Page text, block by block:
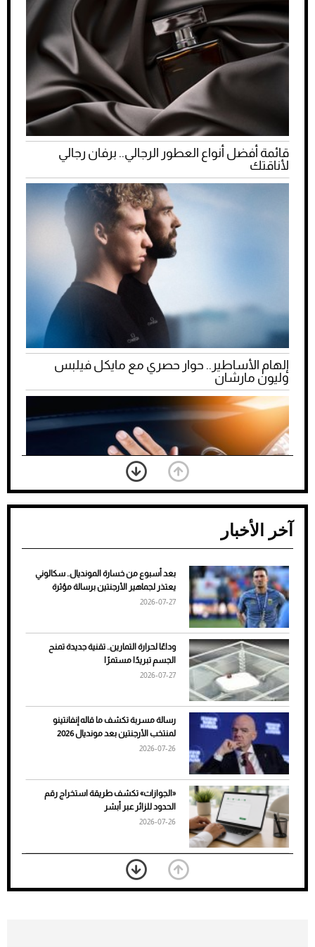
قائمة أفضل أنواع العطور الرجالي.. برفان رجالي
لأناقتك
إلهام الأساطير.. حوار حصري مع مايكل فيلبس
وليون مارشان
ضعف تبريد مكيف السيارة عند الوقوف.. أشهر
الأسباب والحلول
7 نصائح لاختيار لون البنطلون المناسب للقميص
الأسود
آخر الأخبار
بعد أسبوع من خسارة المونديال.. سكالوني
يعتذر لجماهير الأرجنتين برسالة مؤثرة
2026-07-27
وداعًا لحرارة التمارين.. تقنية جديدة تمنح
الجسم تبريدًا مستمرًا
2026-07-27
رسالة مسربة تكشف ما قاله إنفانتينو
لمنتخب الأرجنتين بعد مونديال 2026
2026-07-26
«الجوازات» تكشف طريقة استخراج رقم
الحدود للزائر عبر أبشر
2026-07-26
بعد 7 أشهر من تعرضه لحادث مروع.. جوشوا
يفوز على برينغا بـ"الضربة القاضية" (فيديو)